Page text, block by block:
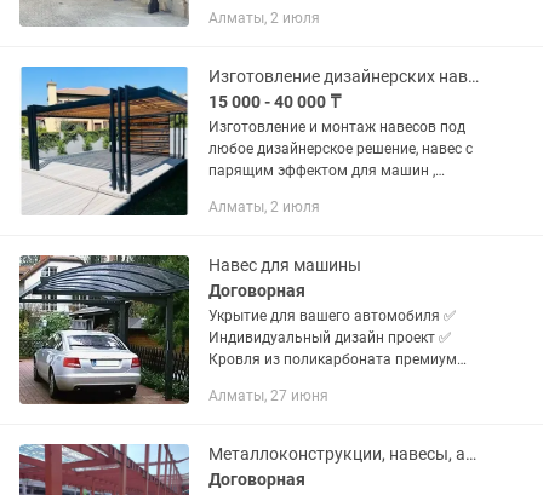
Алматы, 2 июля
Изготовление дизайнерских навесов под авто и для террасы
15 000 - 40 000 ₸
Изготовление и монтаж навесов под
любое дизайнерское решение, навес с
парящим эффектом для машин ,
Качество работы и материалов на
работы...
Алматы, 2 июля
Навес для машины
Договорная
Укрытие для вашего автомобиля ✅
Индивидуальный дизайн проект ✅
Кровля из поликарбоната премиум
Ответственная компания, сказали
Алматы, 27 июня
Металлоконструкции, навесы, ангары, лестницы
Договорная